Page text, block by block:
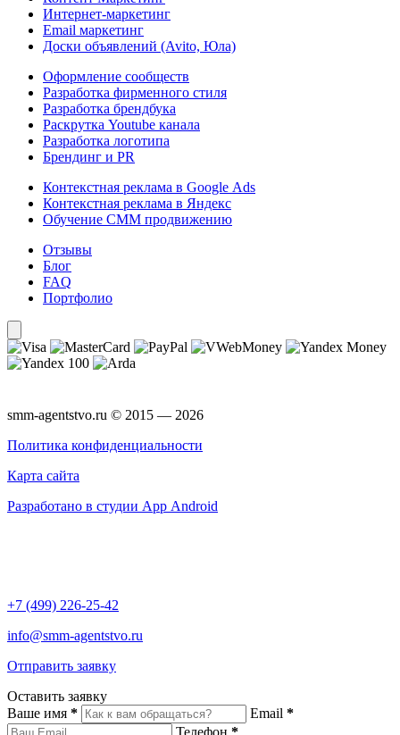
Интернет-маркетинг
Email маркетинг
Доски объявлений (Avito, Юла)
Оформление сообществ
Разработка фирменного стиля
Разработка брендбука
Раскрутка Youtube канала
Разработка логотипа
Брендинг и PR
Контекстная реклама в Google Ads
Контекстная реклама в Яндекс
Обучение СММ продвижению
Отзывы
Блог
FAQ
Портфолио
smm-agentstvo.ru © 2015 — 2026
Политика конфиденциальности
Карта сайта
Разработано в студии App Android
+7 (499) 226-25-42
info@smm-agentstvo.ru
Отправить заявку
Оставить заявку
Ваше имя * Email *